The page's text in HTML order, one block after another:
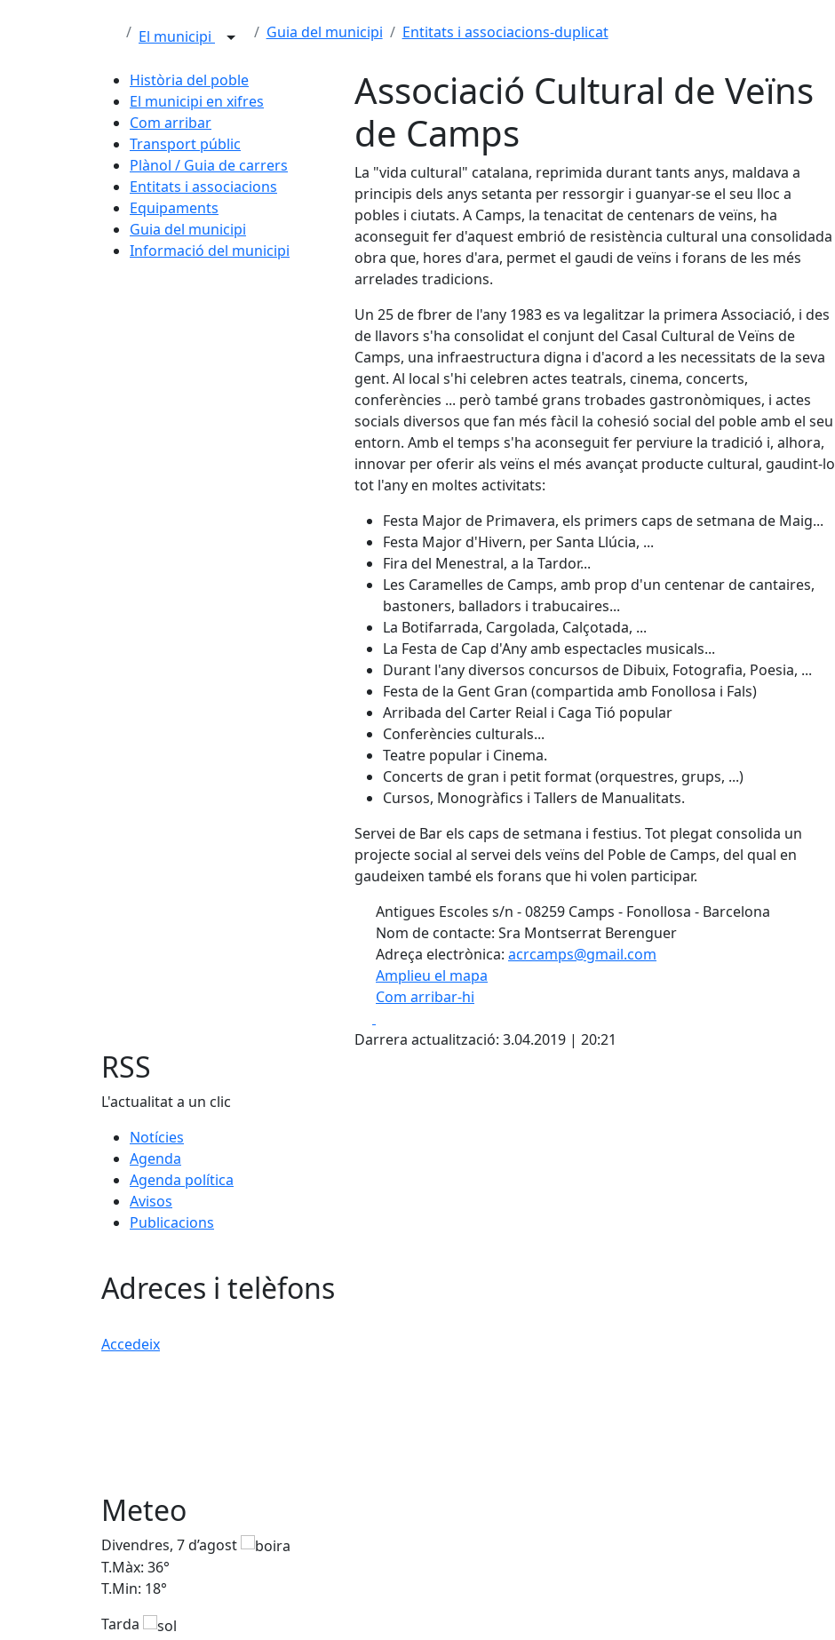
El municipi Guia del municipi Entitats i associacions-duplicat
Història del poble
El municipi en xifres
Com arribar
Transport públic
Plànol / Guia de carrers
Entitats i associacions
Equipaments
Guia del municipi
Informació del municipi
Associació Cultural de Veïns
de Camps
La "vida cultural" catalana, reprimida durant tants anys, maldava a
principis dels anys setanta per ressorgir i guanyar-se el seu lloc a
pobles i ciutats. A Camps, la tenacitat de centenars de veïns, ha
aconseguit fer d'aquest embrió de resistència cultural una consolidada
obra que, hores d'ara, permet el gaudi de veïns i forans de les més
arrelades tradicions.
Un 25 de fbrer de l'any 1983 es va legalitzar la primera Associació, i des
de llavors s'ha consolidat el conjunt del Casal Cultural de Veïns de
Camps, una infraestructura digna i d'acord a les necessitats de la seva
gent. Al local s'hi celebren actes teatrals, cinema, concerts,
conferències ... però també grans trobades gastronòmiques, i actes
socials diversos que fan més fàcil la cohesió social del poble amb el seu
entorn. Amb el temps s'ha aconseguit fer perviure la tradició i, alhora,
innovar per oferir als veïns el més avançat producte cultural, gaudint-lo
tot l'any en moltes activitats:
Festa Major de Primavera, els primers caps de setmana de Maig...
Festa Major d'Hivern, per Santa Llúcia, ...
Fira del Menestral, a la Tardor...
Les Caramelles de Camps, amb prop d'un centenar de cantaires,
bastoners, balladors i trabucaires...
La Botifarrada, Cargolada, Calçotada, ...
La Festa de Cap d'Any amb espectacles musicals...
Durant l'any diversos concursos de Dibuix, Fotografia, Poesia, ...
Festa de la Gent Gran (compartida amb Fonollosa i Fals)
Arribada del Carter Reial i Caga Tió popular
Conferències culturals...
Teatre popular i Cinema.
Concerts de gran i petit format (orquestres, grups, ...)
Cursos, Monogràfics i Tallers de Manualitats.
Servei de Bar els caps de setmana i festius. Tot plegat consolida un
projecte social al servei dels veïns del Poble de Camps, del qual en
gaudeixen també els forans que hi volen participar.
Antigues Escoles s/n - 08259 Camps - Fonollosa - Barcelona
Nom de contacte: Sra Montserrat Berenguer
Adreça electrònica: acrcamps@gmail.com
Amplieu el mapa
Com arribar-hi
+
Darrera actualització: 3.04.2019 | 20:21
RSS
L'actualitat a un clic
Notícies
Agenda
Agenda política
Avisos
Publicacions
Adreces i telèfons
Accedeix
Meteo
Divendres, 7 d’agost
T.Màx: 36°
T.Min: 18°
Tarda